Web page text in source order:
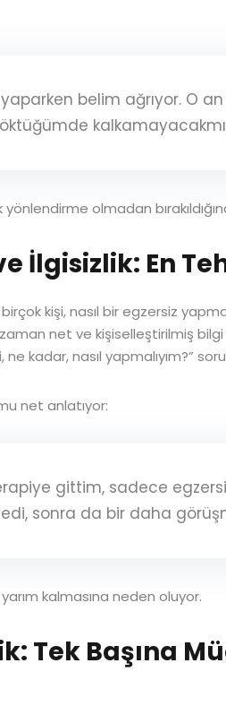
belim ağrıyor. O
olmadan
İlgisizlik: En
kişi, nasıl bir egzersiz
net ve kişiselleştirilmiş
kadar, nasıl yapmalıyım?”
net anlatıyor:
gittim, sadece
sonra da bir daha
kalmasına neden oluyor.
Tek Başına